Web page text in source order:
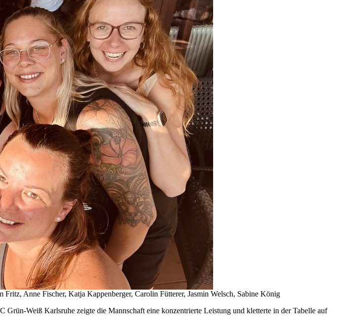
Anne Fischer, Katja Kappenberger, Carolin Fütterer, Jasmin Welsch, Sabine König
Weiß Karlsruhe zeigte die Mannschaft eine konzentrierte Leistung und kletterte in der Tabelle auf